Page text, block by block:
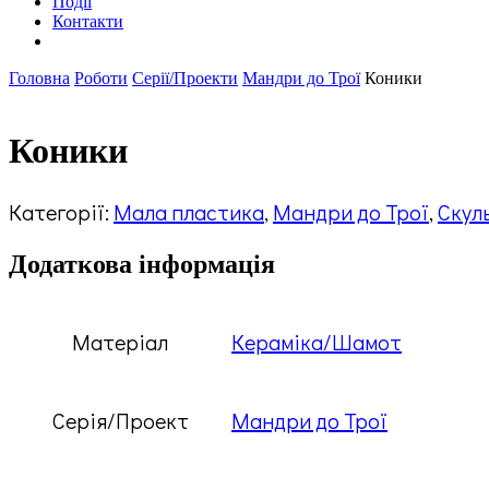
Контакти
Головна Роботи Серії/Проекти Мандри до Трої Коники
Коники
Категорії: Мала пластика, Мандри до Трої,
Додаткова інформація
Матеріал Кераміка/Шамот
Серія/Проект Мандри до Трої